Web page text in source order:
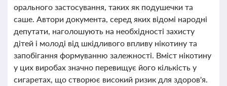
орального застосування, таких як подушечки та
саше. Автори документа, серед яких відомі народні
депутати, наголошують на необхідності захисту
дітей і молоді від шкідливого впливу нікотину та
запобігання формуванню залежності. Вміст нікотину
у цих виробах значно перевищує його кількість у
сигаретах, що створює високий ризик для здоров'я.